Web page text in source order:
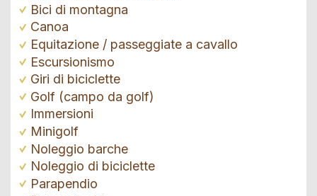
Bici di montagna
Canoa
Equitazione / passeggiate a cavallo
Escursionismo
Giri di biciclette
Golf (campo da golf)
Immersioni
Minigolf
Noleggio barche
Noleggio di biciclette
Parapendio